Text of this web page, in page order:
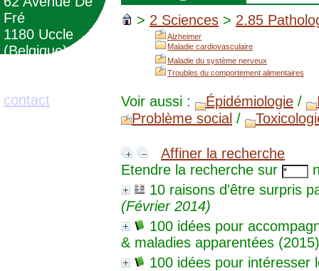
> 2 Sciences > 2.85
Alzheimer
Maladie cardiovasculaire
Maladie du système nerveux
Troubles du comportement alimentaires
Voir aussi : Épidémiologie /
Problème social /
Affiner la recherche
Etendre la recherche sur
10 raisons d'être surpris
(Février 2014)
100 idées pour
& maladies apparentées (2015)
100 idées pour intéresser
Fré
1180 Uccle
(Belgique)
contact